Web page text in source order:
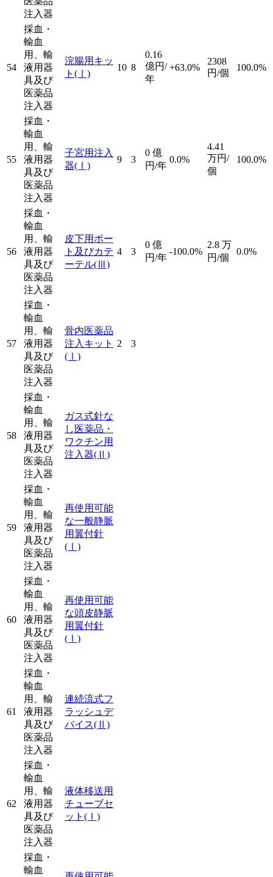
注入器
54
採血・
輸血
用、輸
液用器
具及び
医薬品
注入器
浣腸用キッ
ト (Ⅰ)
10 8
0.16
億円/
年
+63.0%
2308
円/個
100.0%
55
採血・
輸血
用、輸
液用器
具及び
医薬品
注入器
子宮用注入
器(Ⅰ)
9 3
0 億
円/年
0.0%
4.41
万円/
個
100.0%
56
採血・
輸血
用、輸
液用器
具及び
医薬品
注入器
皮下用ポー
ト及びカテ
ーテル(Ⅲ)
4 3
0 億
円/年
-100.0%
2.8 万
円/個
0.0%
57
採血・
輸血
用、輸
液用器
具及び
医薬品
注入器
骨内医薬品
注入キット
(Ⅰ)
2 3
58
採血・
輸血
用、輸
液用器
具及び
医薬品
注入器
ガス式針な
し医薬品・
ワクチン用
注入器(Ⅱ)
59
採血・
輸血
用、輸
液用器
具及び
医薬品
注入器
再使用可能
な一般静脈
用翼付針
(Ⅰ)
60
採血・
輸血
用、輸
液用器
具及び
医薬品
注入器
再使用可能
な頭皮静脈
用翼付針
(Ⅰ)
61
採血・
輸血
用、輸
液用器
具及び
医薬品
注入器
連続流式フ
ラッシュデ
バイス(Ⅱ)
62
採血・
輸血
用、輸
液用器
具及び
医薬品
注入器
液体移送用
チューブセ
ット (Ⅰ)
採血・
輸血